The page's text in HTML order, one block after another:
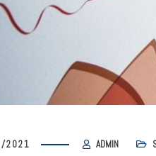
2021 ADMIN